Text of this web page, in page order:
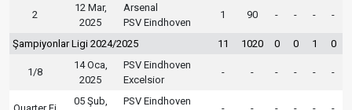
2
12 Mar,
2025
Arsenal
PSV Eindhoven
1 90 - - - -
Şampiyonlar Ligi 2024/2025 11 1020 0 0 1 0
1/8
14 Oca,
2025
PSV Eindhoven
Excelsior
- - - - - -
05 Şub,
PSV Eindhoven